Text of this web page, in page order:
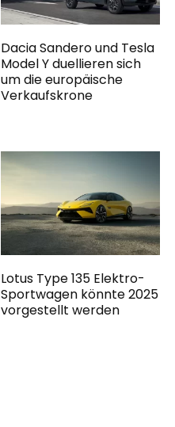
Dacia Sandero und Tesla
Model Y duellieren sich
um die europäische
Verkaufskrone
Lotus Type 135 Elektro-
Sportwagen könnte 2025
vorgestellt werden